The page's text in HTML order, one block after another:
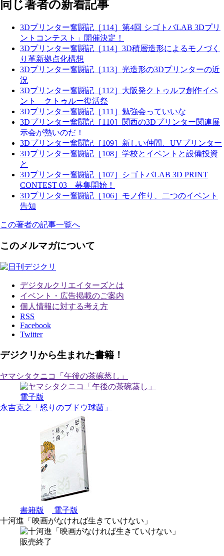
同じ著者の新着記事
3Dプリンター奮闘記［114］第4回 シゴトバLAB 3Dプリ
ントコンテスト」開催決定！
3Dプリンター奮闘記［114］3D積層造形によるモノづく
り革新拠点化構想
3Dプリンター奮闘記［113］光造形の3Dプリンターの近
況
3Dプリンター奮闘記［112］大阪発クトゥルフ創作イベ
ント クトゥルー復活祭
3Dプリンター奮闘記［111］勉強会っていいな
3Dプリンター奮闘記［110］関西の3Dプリンター関連展
示会が熱いのだ！
3Dプリンター奮闘記［109］新しい仲間、UVプリンター
3Dプリンター奮闘記［108］学校とイベントと設備投資
と
3Dプリンター奮闘記［107］シゴトバLAB 3D PRINT
CONTEST 03 募集開始！
3Dプリンター奮闘記［106］モノ作り、二つのイベント
告知
この著者の記事一覧へ
このメルマガについて
デジタルクリエイターズとは
イベント・広告掲載のご案内
個人情報に対する考え方
RSS
Facebook
Twitter
デジクリから生まれた書籍！
ヤマシタクニコ「午後の茶碗蒸し」
電子版
永吉克之「怒りのブドウ球菌」
書籍版
電子版
十河進「映画がなければ生きていけない」
販売終了